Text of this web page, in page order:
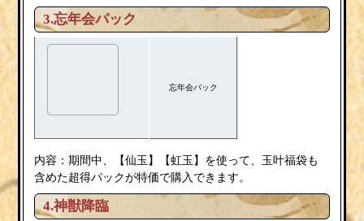
3.忘年会パック
忘年会パック
内容：期間中、【仙玉】【虹玉】を使って、玉叶福袋も
含めた超得パックが特価で購入できます。
4.神獣降臨